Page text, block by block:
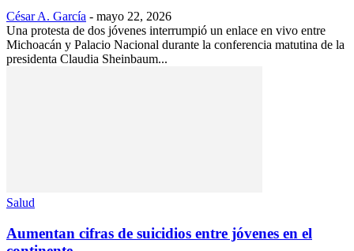
César A. García - mayo 22, 2026
Una protesta de dos jóvenes interrumpió un enlace en vivo entre
Michoacán y Palacio Nacional durante la conferencia matutina de la
presidenta Claudia Sheinbaum...
Salud
Aumentan cifras de suicidios entre jóvenes en el